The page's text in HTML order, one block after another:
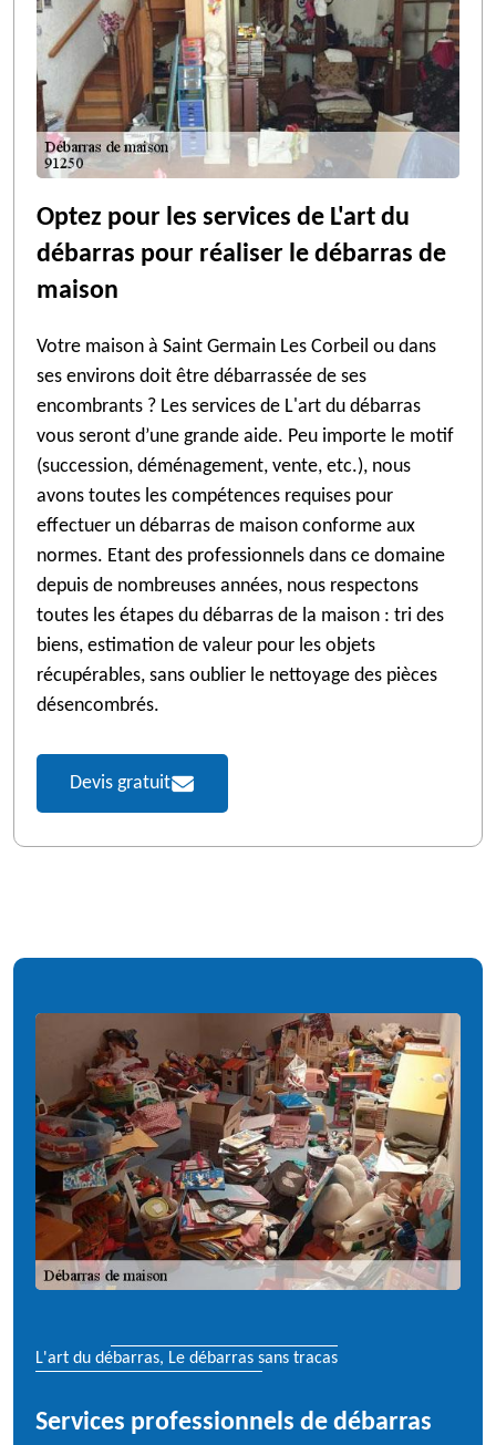
Optez pour les services de L'art du
débarras pour réaliser le débarras de
maison
Votre maison à Saint Germain Les Corbeil ou dans
ses environs doit être débarrassée de ses
encombrants ? Les services de L'art du débarras
vous seront d’une grande aide. Peu importe le motif
(succession, déménagement, vente, etc.), nous
avons toutes les compétences requises pour
effectuer un débarras de maison conforme aux
normes. Etant des professionnels dans ce domaine
depuis de nombreuses années, nous respectons
toutes les étapes du débarras de la maison : tri des
biens, estimation de valeur pour les objets
récupérables, sans oublier le nettoyage des pièces
désencombrés.
Devis gratuit
L'art du débarras, Le débarras sans tracas
Services professionnels de débarras